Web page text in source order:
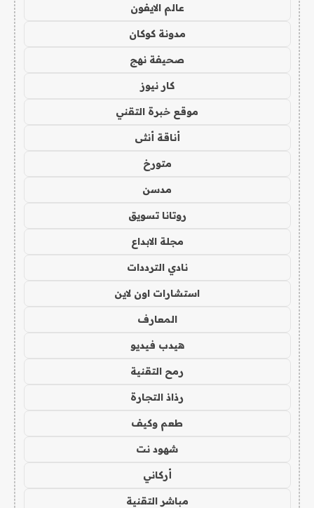
عالم الايفون
مدونة كوكان
صحيفة نهج
كار نيوز
موقع خبرة التقني
أناقة أنثى
متورخ
مدسن
روتانا تسويق
مجلة الابداع
نادي الترددات
استشارات اون لاين
المعارف
هيدب فيديو
رمح التقنية
رذاذ التجارة
طعم وكيف
شهود نت
أركاني
مباشر التقنية